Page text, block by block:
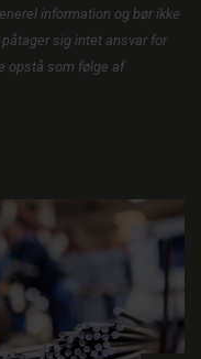
information og bør ikke
sig intet ansvar for
opstå som følge af